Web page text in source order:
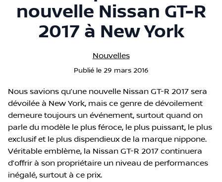
nouvelle Nissan GT-R
2017 à New York
Nouvelles
Publié le 29 mars 2016
Nous savions qu’une nouvelle Nissan GT-R 2017 sera
dévoilée à New York, mais ce genre de dévoilement
demeure toujours un événement, surtout quand on
parle du modèle le plus féroce, le plus puissant, le plus
exclusif et le plus dispendieux de la marque nippone.
Véritable emblème, la Nissan GT-R 2017 continuera
d’offrir à son propriétaire un niveau de performances
inégalé, surtout à ce prix.